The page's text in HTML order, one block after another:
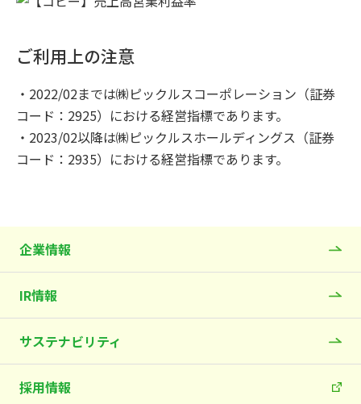
ご利用上の注意
・2022/02までは㈱ピックルスコーポレーション（証券
コード：2925）における経営指標であります。
・2023/02以降は㈱ピックルスホールディングス（証券
コード：2935）における経営指標であります。
企業情報
IR情報
サステナビリティ
採用情報